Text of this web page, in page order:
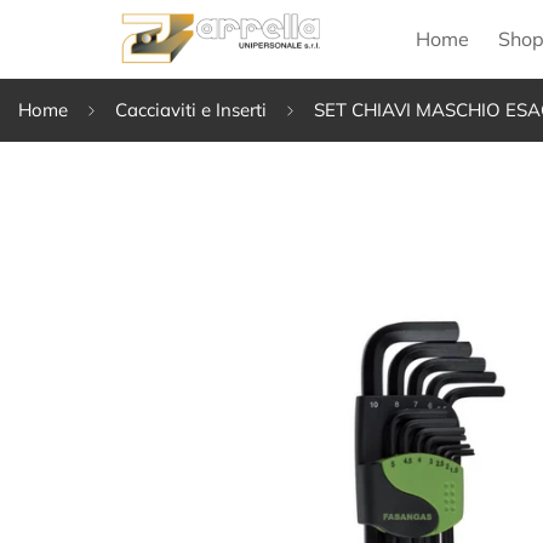
Home Shop
Home Cacciaviti e Inserti SET CHIAVI MASCHIO